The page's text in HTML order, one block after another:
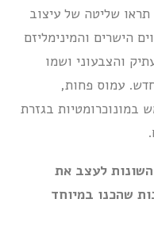
שליטה של עיצוב
הישרים והמינימליזם
והצבעוני ושמו
עמוס פחות,
במונוכרומטיות בגזרת
השונות לעצב את
שהכנו במיוחד